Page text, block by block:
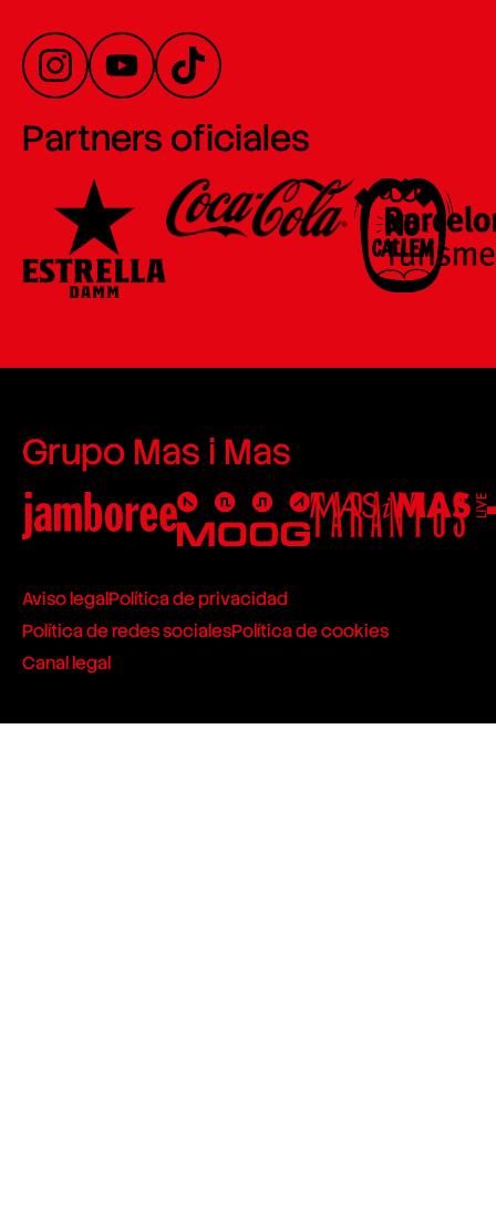
Partners oficiales
Grupo Mas i Mas
Aviso legalPolítica de privacidad
Política de redes socialesPolítica de cookies
Canal legal